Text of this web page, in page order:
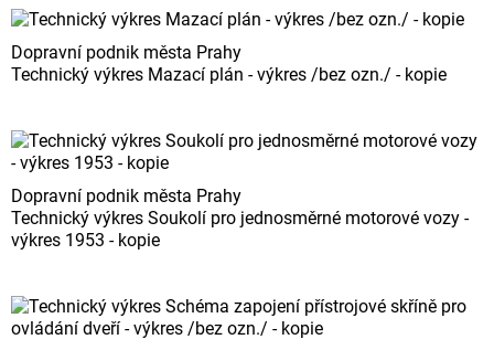
Dopravní podnik města Prahy
Technický výkres Mazací plán - výkres /bez ozn./ - kopie
Dopravní podnik města Prahy
Technický výkres Soukolí pro jednosměrné motorové vozy -
výkres 1953 - kopie